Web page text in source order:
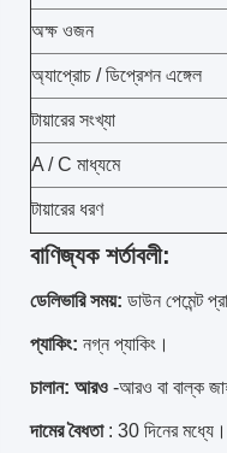
অক্ষ ওজন
অ্যাপ্রোচ / ডিপ্রেশন এঙ্গেল
টায়ারের সংখ্যা
A / C মাধ্যমে
টায়ারের ধরণ
বাণিজ্যক শর্তাবলী:
ডেলিভারি সময়: ডাউন পেমেন্ট
প্যাকিং: নগ্ন প্যাকিং।
চালান: আরও -আরও বা বাল্ক
দামের বৈধতা: 30 দিনের মধ্যে।